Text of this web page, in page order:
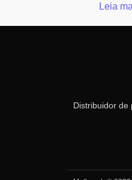
Leia
Distribuidor de